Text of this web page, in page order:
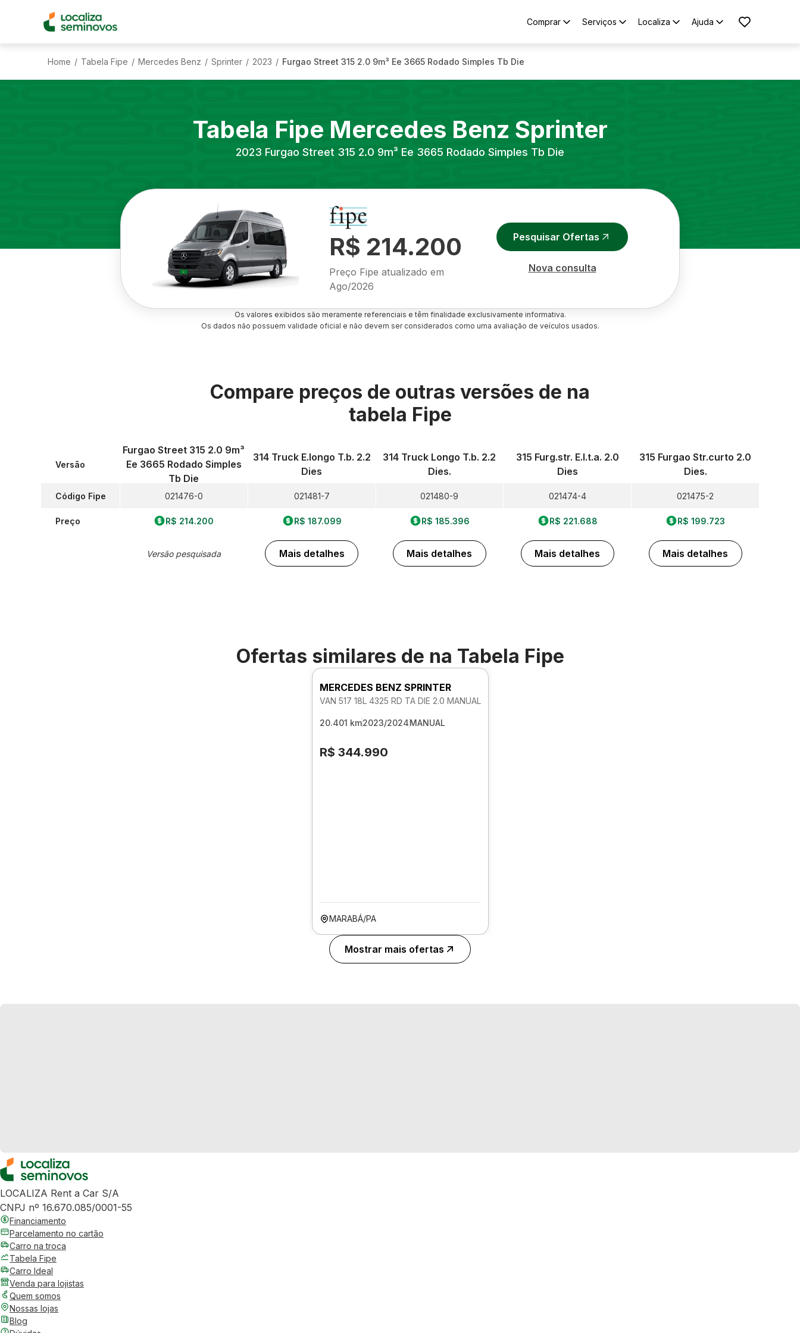
Comprar Serviços Localiza Ajuda
Home / Tabela Fipe / Mercedes Benz / Sprinter / 2023 / Furgao Street 315 2.0 9m³ Ee 3665 Rodado Simples Tb Die
Tabela Fipe Mercedes Benz Sprinter
2023 Furgao Street 315 2.0 9m³ Ee 3665 Rodado Simples Tb Die
R$ 214.200
Preço Fipe atualizado em
Ago/2026
Pesquisar Ofertas
Nova consulta
Os valores exibidos são meramente referenciais e têm finalidade exclusivamente informativa.
Os dados não possuem validade oficial e não devem ser considerados como uma avaliação de veículos usados.
Compare preços de outras versões de na
tabela Fipe
Versão
Código Fipe
Preço
Furgao Street 315 2.0 9m³
Ee 3665 Rodado Simples
Tb Die
021476-0
R$ 214.200
Versão pesquisada
314 Truck E.longo T.b. 2.2
Dies
021481-7
R$ 187.099
Mais detalhes
314 Truck Longo T.b. 2.2
Dies.
021480-9
R$ 185.396
Mais detalhes
315 Furg.str. E.l.t.a. 2.0
Dies
021474-4
R$ 221.688
Mais detalhes
315 Furgao Str.curto 2.0
Dies.
021475-2
R$ 199.723
Mais detalhes
Ofertas similares de na Tabela Fipe
MERCEDES BENZ SPRINTER
VAN 517 18L 4325 RD TA DIE 2.0 MANUAL
20.401 km2023/2024MANUAL
R$ 344.990
MARABÁ/PA
Mostrar mais ofertas
LOCALIZA Rent a Car S/A
CNPJ nº 16.670.085/0001-55
Financiamento
Parcelamento no cartão
Carro na troca
Tabela Fipe
Carro Ideal
Venda para lojistas
Quem somos
Nossas lojas
Blog